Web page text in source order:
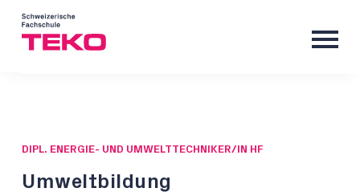
DIPL. ENERGIE- UND UMWELTTECHNIKER/IN HF
Umweltbildung